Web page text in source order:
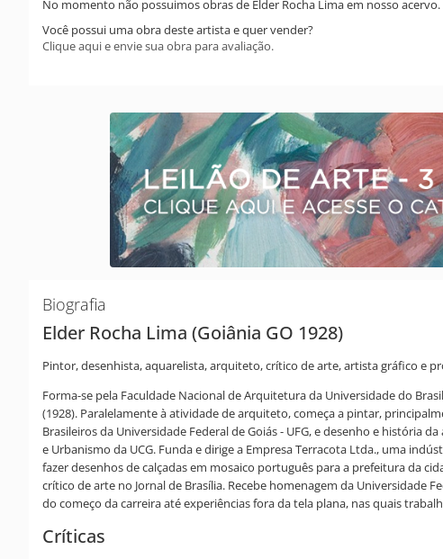
No momento não possuimos obras de Elder Rocha Lima em nosso acervo.
Você possui uma obra deste artista e quer vender?
Clique aqui e envie sua obra para avaliação.
Biografia
Elder Rocha Lima (Goiânia GO 1928)
Pintor, desenhista, aquarelista, arquiteto, crítico de arte, artista gráfico e
Forma-se pela Faculdade Nacional de Arquitetura da Universidade do
(1928). Paralelamente à atividade de arquiteto, começa a pintar,
Brasileiros da Universidade Federal de Goiás - UFG, e desenho e história
e Urbanismo da UCG. Funda e dirige a Empresa Terracota Ltda., uma
fazer desenhos de calçadas em mosaico português para a prefeitura da
crítico de arte no Jornal de Brasília. Recebe homenagem da Universidade
do começo da carreira até experiências fora da tela plana, nas quais
Críticas